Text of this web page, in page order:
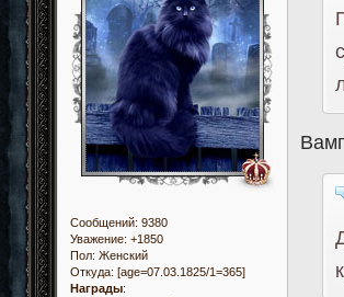
Сообщений: 9380
Уважение: +1850
Пол: Женский
Откуда: [age=07.03.1825/1=365]
Награды: